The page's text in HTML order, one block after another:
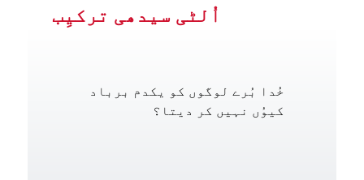
اُلٹی سیدھی ترکیِب
خُدا بُرے لوگوں کو یکدم برباد
کیوُں نہیں کر دیتا؟